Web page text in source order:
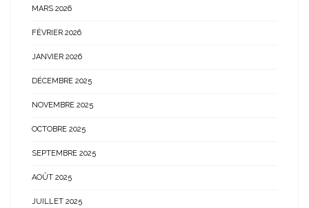
MARS 2026
FÉVRIER 2026
JANVIER 2026
DÉCEMBRE 2025
NOVEMBRE 2025
OCTOBRE 2025
SEPTEMBRE 2025
AOÛT 2025
JUILLET 2025